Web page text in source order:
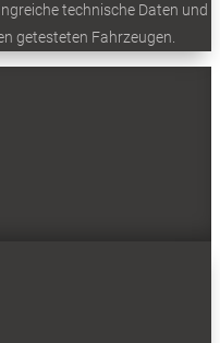
technische Daten und
getesteten Fahrzeugen.